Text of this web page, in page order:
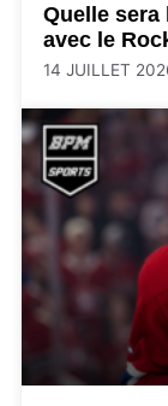
Quelle sera
avec le
14 JUILLET